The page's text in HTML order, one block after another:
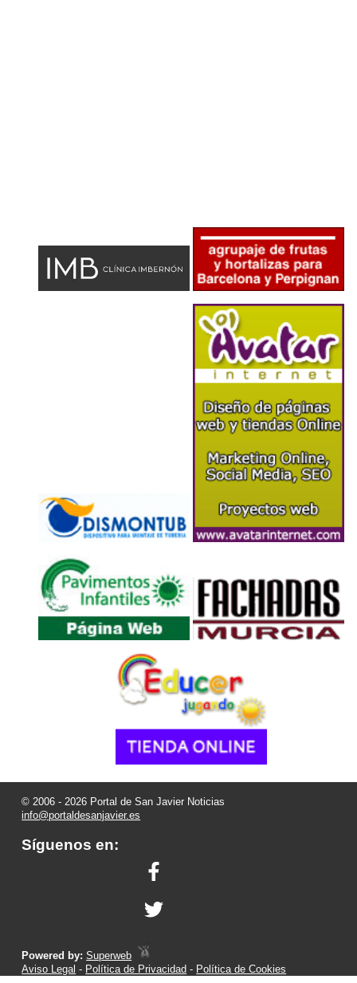
© 2006 - 2026 Portal de San Javier Noticias
info@portaldesanjavier.es
Síguenos en:
Powered by:Superweb
Aviso Legal - Política de Privacidad - Política de Cookies